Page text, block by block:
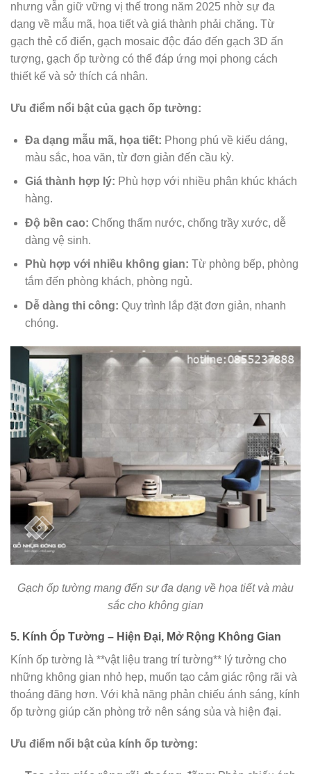
nhưng vẫn giữ vững vị thế trong năm 2025 nhờ sự đa
dạng về mẫu mã, họa tiết và giá thành phải chăng. Từ
gạch thẻ cổ điển, gạch mosaic độc đáo đến gạch 3D ấn
tượng, gạch ốp tường có thể đáp ứng mọi phong cách
thiết kế và sở thích cá nhân.
Ưu điểm nổi bật của gạch ốp tường:
Đa dạng mẫu mã, họa tiết: Phong phú về kiểu dáng,
màu sắc, hoa văn, từ đơn giản đến cầu kỳ.
Giá thành hợp lý: Phù hợp với nhiều phân khúc khách
hàng.
Độ bền cao: Chống thấm nước, chống trầy xước, dễ
dàng vệ sinh.
Phù hợp với nhiều không gian: Từ phòng bếp, phòng
tắm đến phòng khách, phòng ngủ.
Dễ dàng thi công: Quy trình lắp đặt đơn giản, nhanh
chóng.
Gạch ốp tường mang đến sự đa dạng về họa tiết và màu
sắc cho không gian
5. Kính Ốp Tường – Hiện Đại, Mở Rộng Không Gian
Kính ốp tường là **vật liệu trang trí tường** lý tưởng cho
những không gian nhỏ hẹp, muốn tạo cảm giác rộng rãi và
thoáng đãng hơn. Với khả năng phản chiếu ánh sáng, kính
ốp tường giúp căn phòng trở nên sáng sủa và hiện đại.
Ưu điểm nổi bật của kính ốp tường: